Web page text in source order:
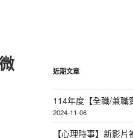
近期文章
114年度【全職/兼職
2024-11-06
【心理時事】新影